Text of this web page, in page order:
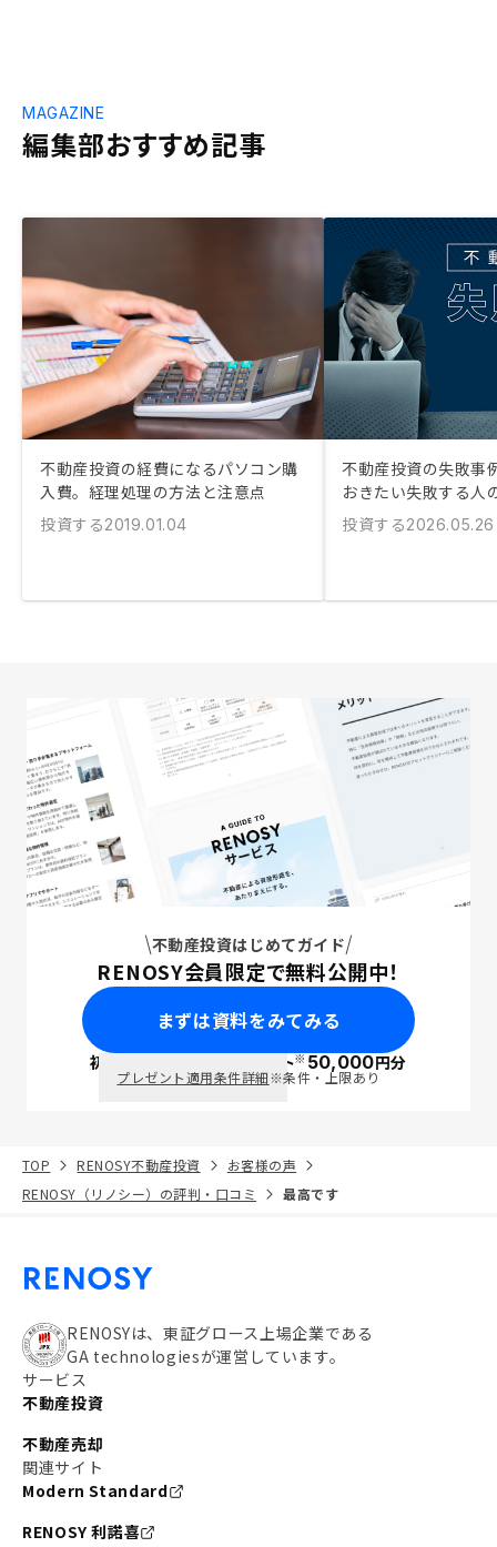
編集部おすすめ記事
MAGAZINE
不動産投資の経費になるパソコン購
入費。経理処理の方法と注意点
投資する2019.01.04
不動産投資の失敗事
おきたい失敗する人
投資する2026.05.26
不動産投資はじめてガイド
RENOSY会員限定で無料公開中！
まずは資料をみてみる
初回面談で ポイント※50,000円分
プレゼント適用条件詳細※条件・上限あり
TOP RENOSY不動産投資
お客様の声
RENOSY（リノシー）の評判・口コミ
最高です
RENOSYは、東証グロース上場企業である
GA technologiesが運営しています。
サービス
不動産投資
不動産売却
関連サイト
Modern Standard
RENOSY 利諾喜